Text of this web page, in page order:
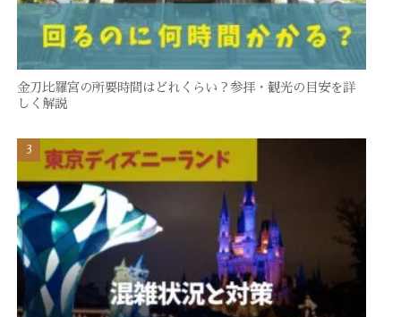
金刀比羅宮の所要時間はどれくらい？参拝・観光の目安を詳
しく解説